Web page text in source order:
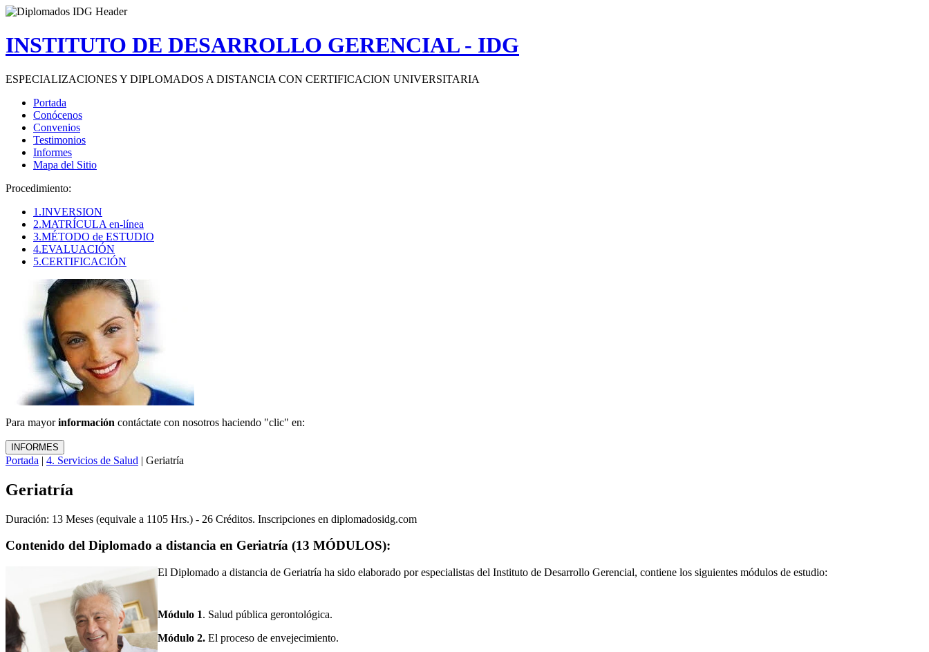
INSTITUTO DE DESARROLLO GERENCIAL - IDG
ESPECIALIZACIONES Y DIPLOMADOS A DISTANCIA CON CERTIFICACION UNIVERSITARIA
Portada
Conócenos
Convenios
Testimonios
Informes
Mapa del Sitio
Procedimiento:
1.INVERSION
2.MATRÍCULA en-línea
3.MÉTODO de ESTUDIO
4.EVALUACIÓN
5.CERTIFICACIÓN
Para mayorinformación contáctate con nosotros haciendo "clic" en:
Portada | 4. Servicios de Salud | Geriatría
Geriatría
Duración: 13 Meses (equivale a 1105 Hrs.) - 26 Créditos. Inscripciones en diplomadosidg.com
Contenido del Diplomado a distancia en Geriatría (13 MÓDULOS):
El Diplomado a distancia de Geriatría ha sido elaborado por especialistas del Instituto de Desarrollo Gerencial, contiene los siguientes módulos de estudio:
Módulo 1. Salud pública gerontológica.
Módulo 2. El proceso de envejecimiento.